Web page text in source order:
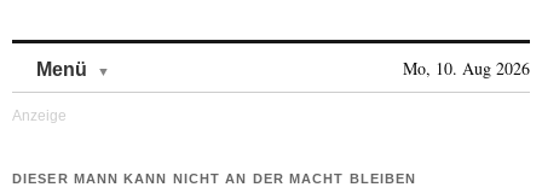
Menü Mo, 10. Aug 2026
DIESER MANN KANN NICHT AN DER MACHT BLEIBEN